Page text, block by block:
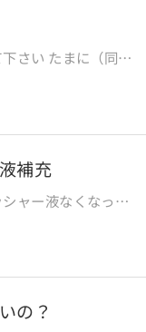
さい たまに（同じ
２回連続天破
す。たまたまでな
てるんですか？、
ゆる強チェです
補充
ャー液なくなった
たところにありボ
ないので少しこぼ
こぼさずに入れる
の設計する人間て
年前の車です。
の？